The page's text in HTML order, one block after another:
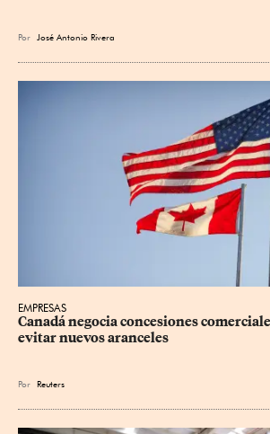
Por José Antonio Rivera
EMPRESAS
Canadá negocia concesiones
evitar nuevos aranceles
Por Reuters